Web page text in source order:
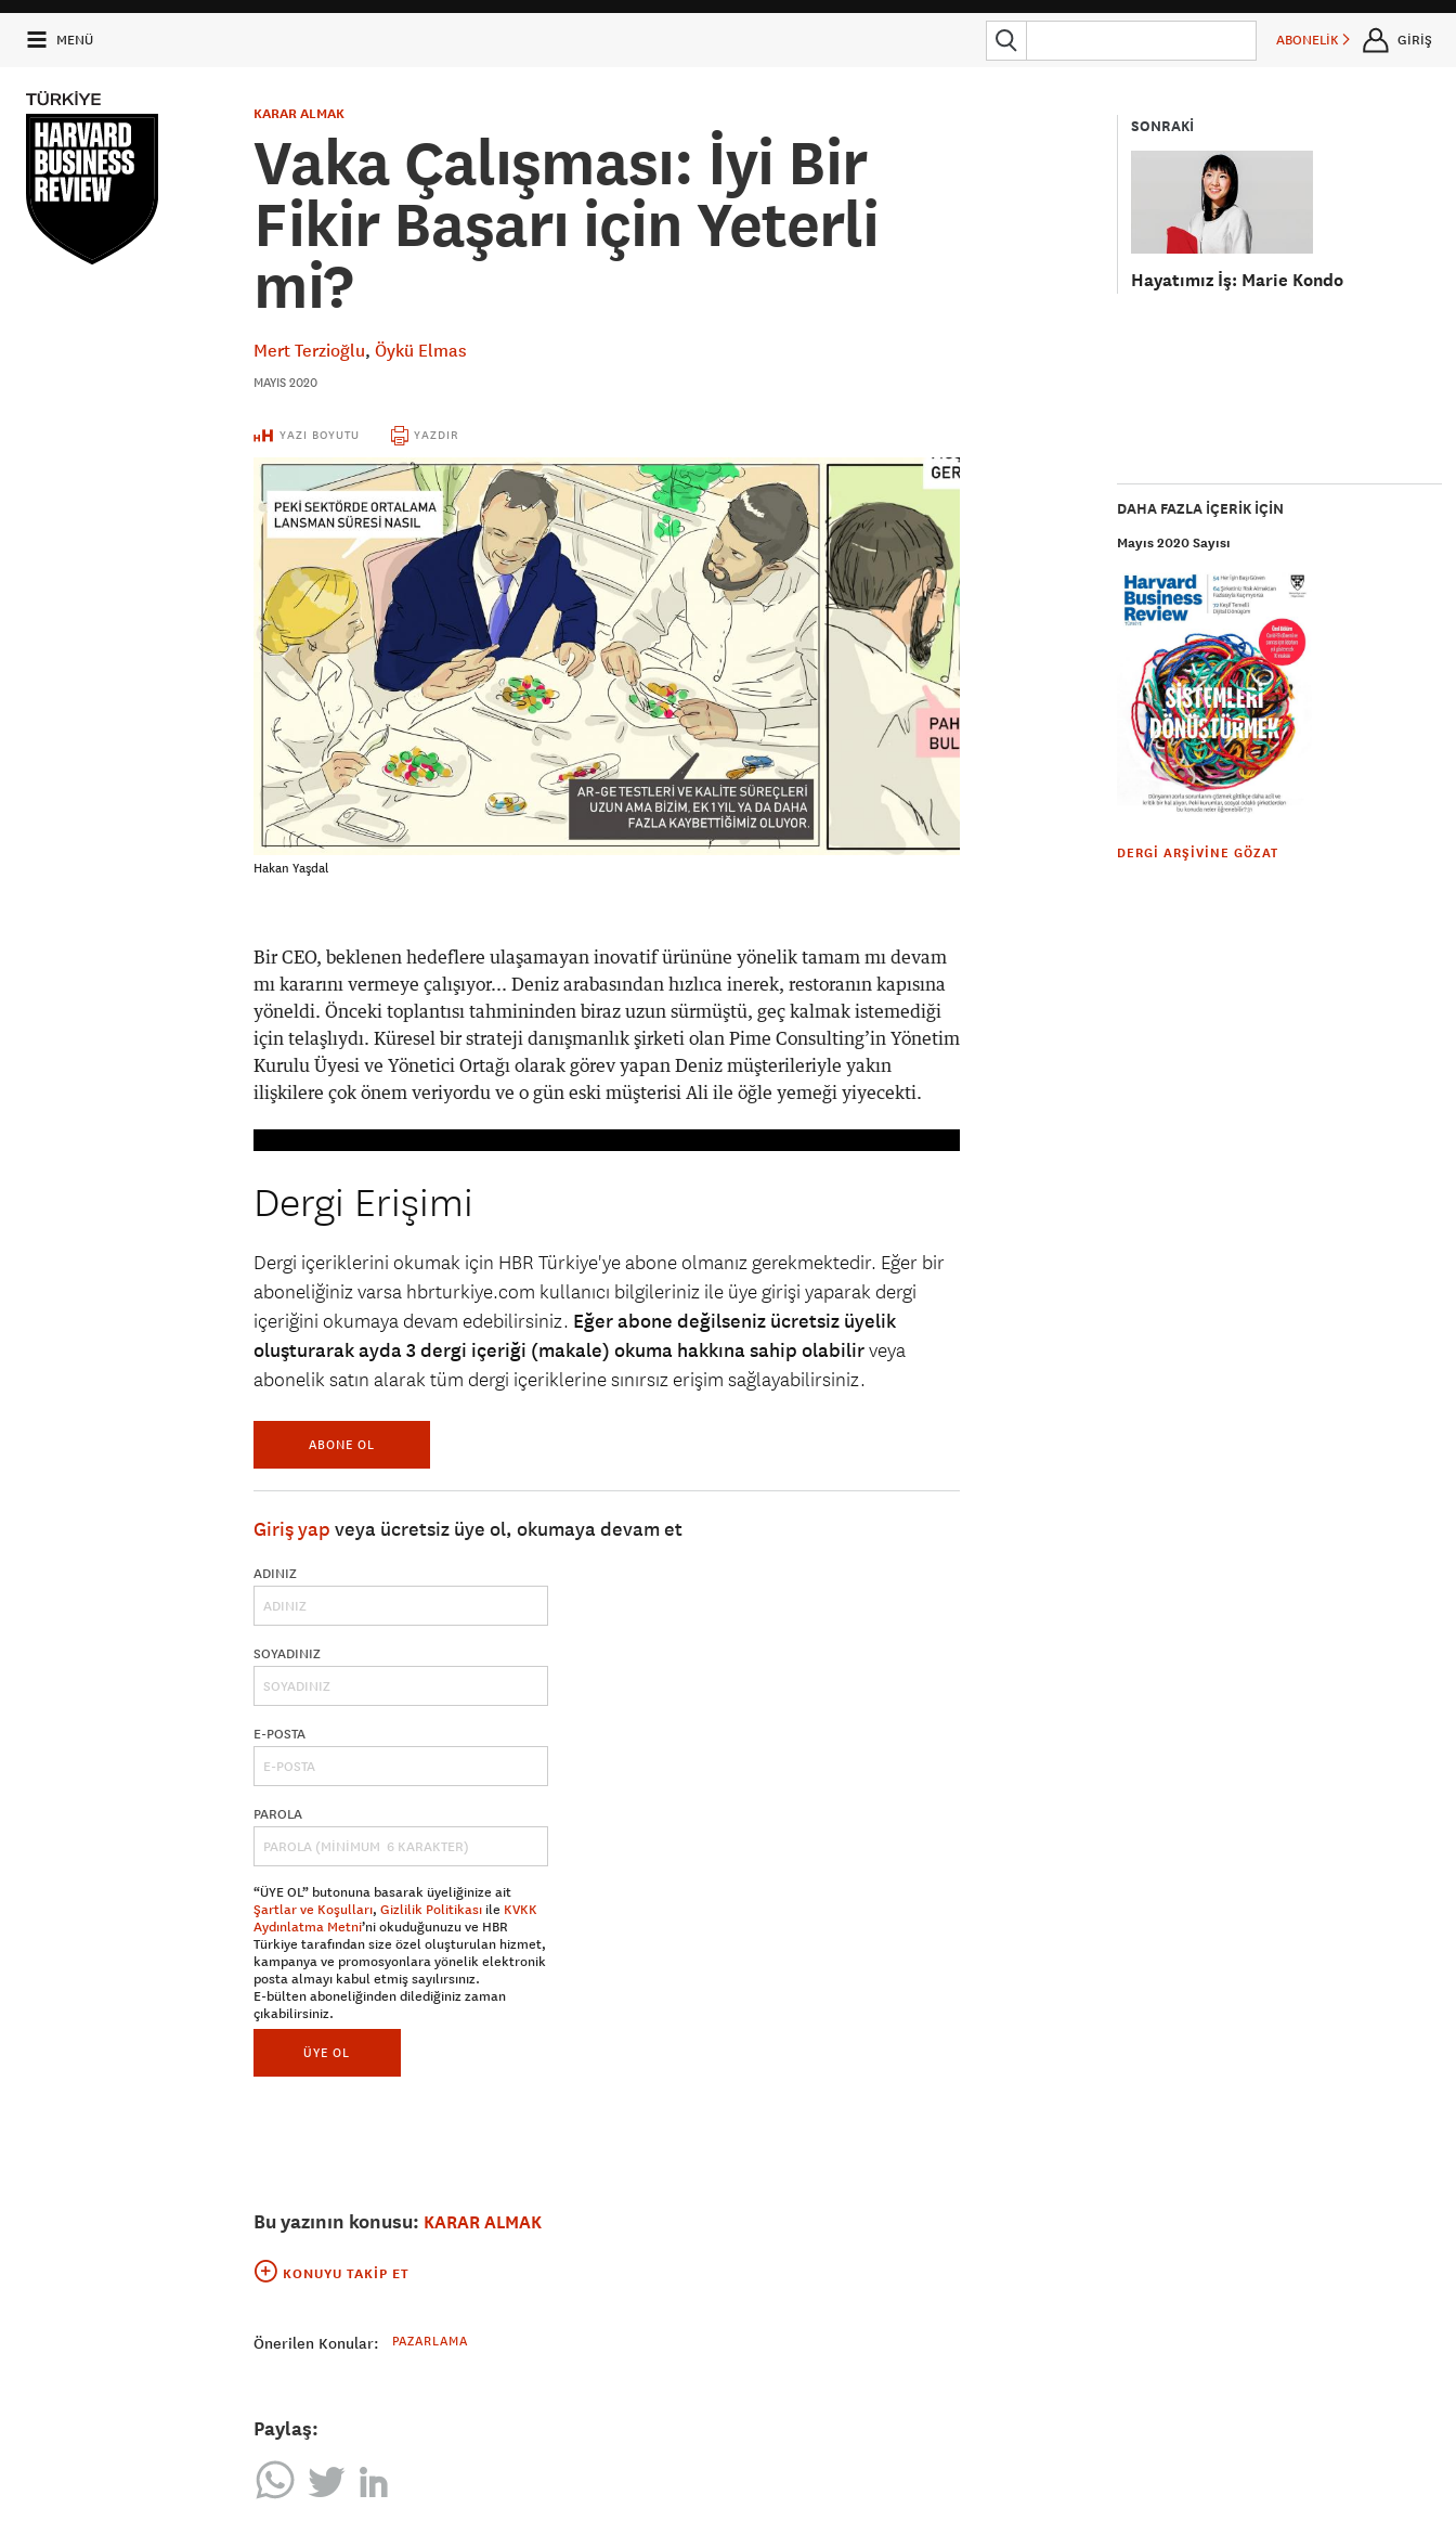
MENÜ ABONELİK GİRİŞ
SONRAKİ
Hayatımız İş: Marie Kondo
KARAR ALMAK
Vaka Çalışması: İyi Bir
Fikir Başarı için Yeterli
mi?
Mert Terzioğlu Öykü Elmas
MAYIS 2020
YAZI BOYUTU YAZDIR
DAHA FAZLA IÇERIK IÇIN
Mayıs 2020 Sayısı
DERGI ARŞIVINE GÖZAT
Hakan Yaşdal
Bir CEO, beklenen hedeflere ulaşamayan inovatif ürününe yönelik tamam mı devam
mı kararını vermeye çalışıyor... Deniz arabasından hızlıca inerek, restoranın kapısına
yöneldi. Önceki toplantısı tahmininden biraz uzun sürmüştü, geç kalmak istemediği
için telaşlıydı. Küresel bir strateji danışmanlık şirketi olan Pime Consulting’in Yönetim
Kurulu Üyesi ve Yönetici Ortağı olarak görev yapan Deniz müşterileriyle yakın
ilişkilere çok önem veriyordu ve o gün eski müşterisi Ali ile öğle yemeği yiyecekti.
Dergi Erişimi
Dergi içeriklerini okumak için HBR Türkiye'ye abone olmanız gerekmektedir. Eğer bir
aboneliğiniz varsa hbrturkiye.com kullanıcı bilgileriniz ile üye girişi yaparak dergi
içeriğini okumaya devam edebilirsiniz. Eğer abone değilseniz ücretsiz üyelik
oluşturarak ayda 3 dergi içeriği (makale) okuma hakkına sahip olabilirveya
abonelik satın alarak tüm dergi içeriklerine sınırsız erişim sağlayabilirsiniz.
ABONE OL
Giriş yap veya ücretsiz üye ol, okumaya devam et
ADINIZ
SOYADINIZ
E-POSTA
PAROLA
“ÜYE OL” butonuna basarak üyeliğinize ait
Şartlar ve Koşulları, Gizlilik Politikası ile KVKK
Aydınlatma Metni’ni okuduğunuzu ve HBR
Türkiye tarafından size özel oluşturulan hizmet,
kampanya ve promosyonlara yönelik elektronik
posta almayı kabul etmiş sayılırsınız.
E-bülten aboneliğinden dilediğiniz zaman
çıkabilirsiniz.
ÜYE OL
Bu yazının konusu: KARAR ALMAK
KONUYU TAKIP ET
Önerilen Konular: PAZARLAMA
Paylaş: